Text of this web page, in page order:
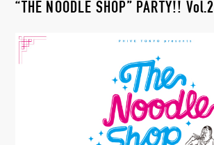
“THE NOODLE SHOP” PARTY!! Vol.2